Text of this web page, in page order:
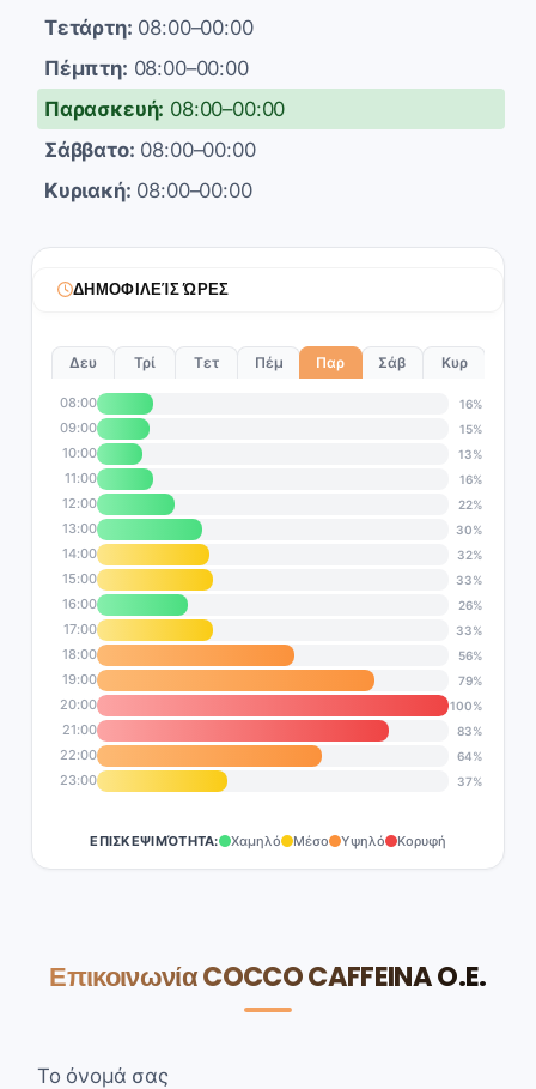
Τετάρτη: 08:00–00:00
Πέμπτη: 08:00–00:00
Παρασκευή: 08:00–00:00
Σάββατο: 08:00–00:00
Κυριακή: 08:00–00:00
ΔΗΜΟΦΙΛΕΊΣ ΏΡΕΣ
Δευ Τρί Τετ Πέμ Παρ Σάβ Κυρ
08:00 16%
09:00 15%
10:00 13%
11:00 16%
12:00 22%
13:00 30%
14:00 32%
15:00 33%
16:00 26%
17:00 33%
18:00 56%
19:00 79%
20:00 100%
21:00 83%
22:00 64%
23:00 37%
ΕΠΙΣΚΕΨΙΜΌΤΗΤΑ: Χαμηλό Μέσο Υψηλό Κορυφή
Επικοινωνία COCCO CAFFEINA O.E.
Το όνομά σας